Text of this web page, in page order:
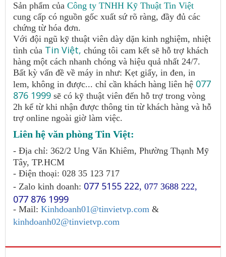
Sản phẩm của Công ty TNHH Kỹ Thuật Tin Việt
cung cấp có nguồn gốc xuất sứ rõ ràng, đầy đủ các
chứng từ hóa đơn.
Với đội ngũ kỹ thuật viên dày dặn kinh nghiệm, nhiệt
tình của Tin Việt, chúng tôi cam kết sẽ hỗ trợ khách
hàng một cách nhanh chóng và hiệu quả nhất 24/7.
Bất kỳ vấn đề về máy in như: Kẹt giấy, in đen, in
lem, không in được... chỉ cần khách hàng liên hệ 077
876 1999 sẽ có kỹ thuật viên đến hỗ trợ trong vòng
2h kể từ khi nhận được thông tin từ khách hàng và hỗ
trợ online ngoài giờ làm việc.
Liên hệ văn phòng Tin Việt:
- Địa chỉ: 362/2 Ung Văn Khiêm, Phường Thạnh Mỹ
Tây, TP.HCM
- Điện thoại: 028 35 123 717
- Zalo kinh doanh: 077 5155 222, 077 3688 222,
077 876 1999
- Mail: Kinhdoanh01@tinvietvp.com &
kinhdoanh02@tinvietvp.com